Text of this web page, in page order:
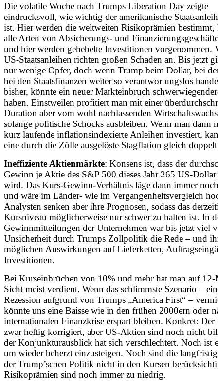
Die volatile Woche nach Trumps Liberation Day zeigte
eindrucksvoll, wie wichtig der amerikanische
ist. Hier werden die weltweiten Risikoprämien bestimmt,
alle Arten von Absicherungs- und
und hier werden gehebelte Investitionen vorgenommen.
US-Staatsanleihen richten großen Schaden an. Bis jetzt
nur wenige Opfer, doch wenn Trump beim Dollar, bei
bei den Staatsfinanzen weiter so verantwortungslos
bisher, könnte ein neuer Markteinbruch
haben. Einstweilen profitiert man mit einer
Duration aber vom wohl nachlassenden
solange politische Schocks ausbleiben. Wenn man dann
kurz laufende inflationsindexierte Anleihen investiert,
eine durch die Zölle ausgelöste Stagflation gleich
Ineffiziente Aktienmärkte: Konsens ist, dass der
Gewinn je Aktie des S&P 500 dieses Jahr 265 US-Dollar
wird. Das Kurs-Gewinn-Verhältnis läge dann immer
und wäre im Länder- wie im Vergangenheitsvergleich
Analysten senken aber ihre Prognosen, sodass das
Kursniveau möglicherweise nur schwer zu halten ist. In
Gewinnmitteilungen der Unternehmen war bis jetzt viel
Unsicherheit durch Trumps Zollpolitik die Rede – und
möglichen Auswirkungen auf Lieferketten,
Investitionen.
Bei Kurseinbrüchen von 10% und mehr hat man auf 12-
Sicht meist verdient. Wenn das schlimmste Szenario –
Rezession aufgrund von Trumps „America First“ –
könnte uns eine Baisse wie in den frühen 2000ern oder
internationalen Finanzkrise erspart bleiben. Konkret: Der
zwar heftig korrigiert, aber US-Aktien sind noch nicht
der Konjunkturausblick hat sich verschlechtert. Noch ist
um wieder beherzt einzusteigen. Noch sind die
der Trump’schen Politik nicht in den Kursen
Risikoprämien sind noch immer zu niedrig.